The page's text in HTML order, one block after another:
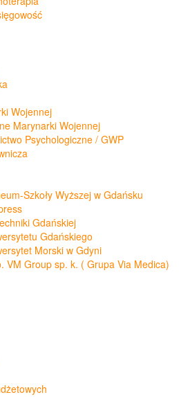
Wojennej
Marynarki Wojennej
Psychologiczne / GWP
Szkoły Wyższej w Gdańsku
Gdańskiej
Gdańskiego
Morski w Gdyni
VM Group sp. k. ( Grupa Via Medica)